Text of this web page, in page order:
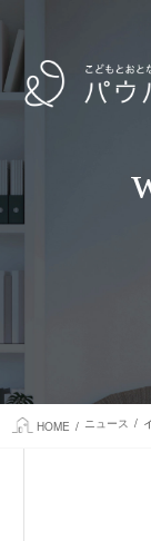
HOME ニュース